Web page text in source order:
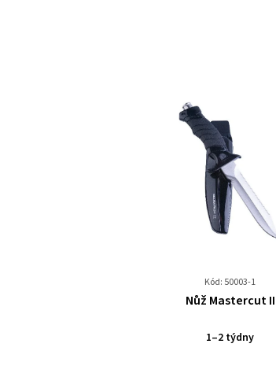
Kód: 50003-1
Průměrné
produktu
Nůž Mastercut II
1–2 týdny